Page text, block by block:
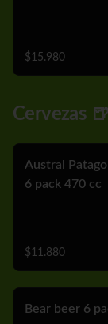
$15.980
Cervezas 🍺
Austral
6 pack 470 cc
$11.880
Bear beer 6